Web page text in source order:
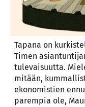
Tapana on
Timen
tulevaisuutta.
mitään,
ekonomistien
parempia ole,